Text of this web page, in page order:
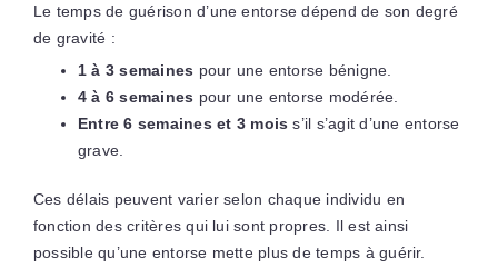
Le temps de guérison d’une entorse dépend de son degré
de gravité :
1 à 3 semaines pour une entorse bénigne.
4 à 6 semaines pour une entorse modérée.
Entre 6 semaines et 3 mois s’il s’agit d’une entorse
grave.
Ces délais peuvent varier selon chaque individu en
fonction des critères qui lui sont propres. Il est ainsi
possible qu’une entorse mette plus de temps à guérir.